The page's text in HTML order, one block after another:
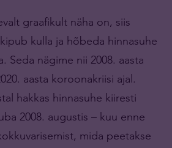
graafikult näha on, siis
kulla ja hõbeda hinnasuhe
Seda nägime nii 2008. aasta
aasta koroonakriisi ajal.
hakkas hinnasuhe kiiresti
2008. augustis – kuu enne
mida peetakse